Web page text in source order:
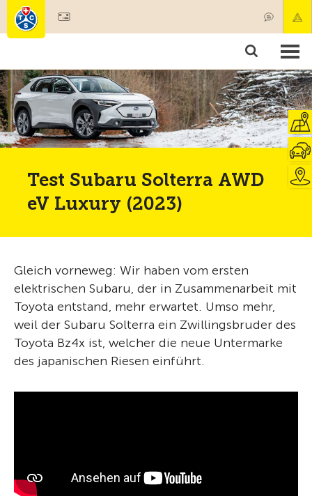
Mitgliedschaft & Leistungen
Test, Sicherheit & Gesundheit
Test Subaru Solterra AWD
eV Luxury (2023)
Gleich vorneweg: Wir haben vom ersten
elektrischen Subaru, der in Zusammenarbeit mit
Toyota entstand, mehr erwartet. Umso mehr,
weil der Subaru Solterra ein Zwillingsbruder des
Toyota Bz4x ist, welcher die neue Untermarke
des japanischen Riesen einführt.